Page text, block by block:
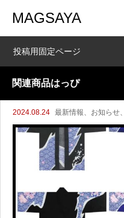
MAGSAYA
投稿用固定ページ
関連商品はっぴ
2024.08.24 最新情報、お知らせ